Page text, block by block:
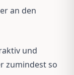
an den
und
zumindest so